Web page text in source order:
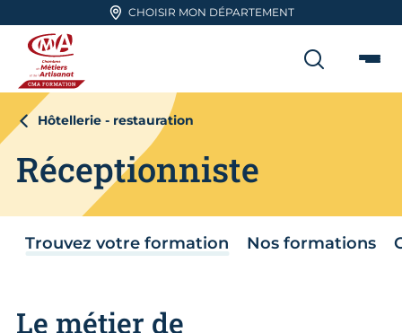
Aller en haut de pageCHOISIR MON DÉPARTEMENT
CMA FORMATION
Hôtellerie - restauration
Réceptionniste
Trouvez votre formation Nos formations
Le métier de